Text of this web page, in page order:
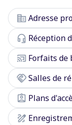
corporate_fareAdresse
headset_mic Réception
cast_connected Forfaits de
handshakeSalles de
assignment_ind Plans
draw